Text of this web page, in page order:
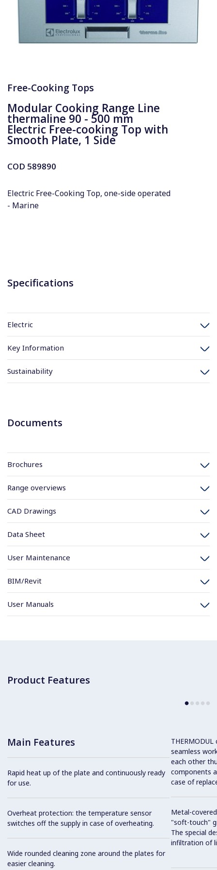
Free-Cooking Tops
Modular Cooking Range Line
thermaline 90 - 500 mm
Electric Free-cooking Top with
Smooth Plate, 1 Side
COD 589890
Electric Free-Cooking Top, one-side operated
- Marine
Specifications
Electric
Key Information
Sustainability
Documents
Brochures
Range overviews
CAD Drawings
Data Sheet
User Maintenance
BIM/Revit
User Manuals
Product Features
Main Features
Rapid heat up of the plate and continuously ready
for use.
Overheat protection: the temperature sensor
switches off the supply in case of overheating.
Wide rounded cleaning zone around the plates for
easier cleaning.
seamless
each other
components
case of
Metal-
"soft-touch"
The special
infiltration of